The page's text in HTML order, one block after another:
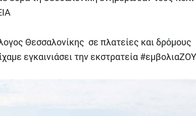
Θεσσαλονίκης σε πλατείες και δρόμους
εγκαινιάσει την εκστρατεία